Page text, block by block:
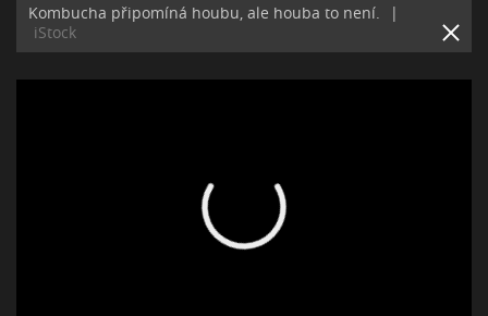
Kombucha připomíná houbu, ale houba to není.
|
iStock